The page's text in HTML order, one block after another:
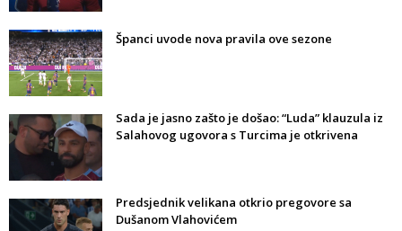
Španci uvode nova pravila ove sezone
Sada je jasno zašto je došao: “Luda” klauzula iz
Salahovog ugovora s Turcima je otkrivena
Predsjednik velikana otkrio pregovore sa
Dušanom Vlahovićem